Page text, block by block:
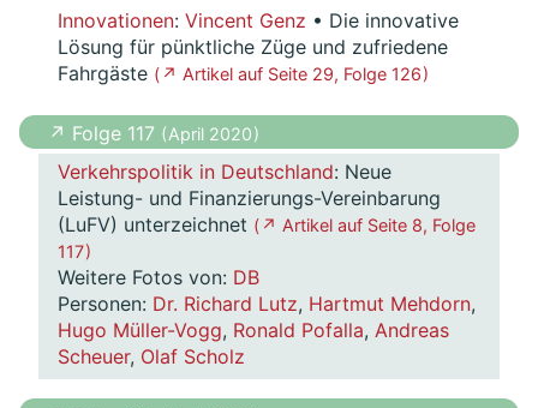
Innovationen: Vincent Genz • Die innovative
Lösung für pünktliche Züge und zufriedene
Fahrgäste ( ↗ Artikel auf Seite 29, Folge 126 )
↗ Folge 117 ( April 2020 )
Verkehrspolitik in Deutschland: Neue
Leistung- und Finanzierungs-Vereinbarung
(LuFV) unterzeichnet ( ↗ Artikel auf Seite 8, Folge
117 )
Weitere Fotos von: DB
Personen: Dr. Richard Lutz, Hartmut Mehdorn,
Hugo Müller-Vogg, Ronald Pofalla, Andreas
Scheuer, Olaf Scholz